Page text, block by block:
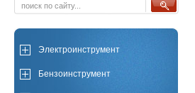
Электроинструмент
Бензоинструмент